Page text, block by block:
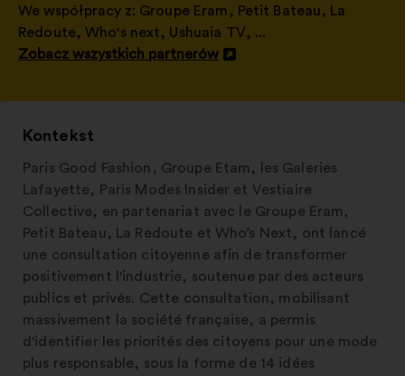
We współpracy z: Groupe Eram , Petit Bateau, La
Redoute, Who's next, Ushuaia TV, ...
Zobacz wszystkich partnerów
Otwieranie
zakładce
Kontekst
Paris Good Fashion, Groupe Etam, les Galeries
Lafayette, Paris Modes Insider et Vestiaire
Collective, en partenariat avec le Groupe Eram,
Petit Bateau, La Redoute et Who’s Next, ont lancé
une consultation citoyenne afin de transformer
positivement l'industrie, soutenue par des acteurs
publics et privés. Cette consultation, mobilisant
massivement la société française, a permis
d'identifier les priorités des citoyens pour une mode
plus responsable, sous la forme de 14 idées